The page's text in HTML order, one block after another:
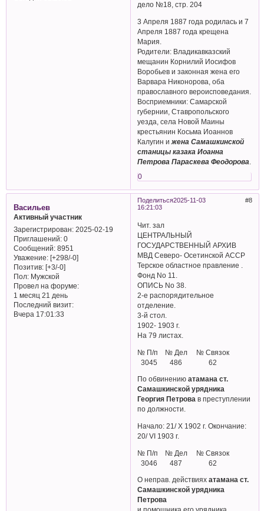
дело №18, стр. 204
3 Апреля 1887 года родилась и 7
Апреля 1887 года крещена
Мария.
Родители: Владикавказский
мещанин Корнилий Иосифов
Воробьев и законная жена его
Варвара Никонорова, оба
православного вероисповедания.
Восприемники: Самарской
губернии, Ставропольского
уезда, села Новой Маины
крестьянин Косьма Иоаннов
Калугин и жена Самашкинской
станицы казака Иоанна
Петрова Параскева Феодорова
0
Поделиться 8
2025-11-03
16:21:03
Васильев
Активный участник
Зарегистрирован: 2025-02-19
Приглашений:0
Сообщений:8951
Уважение: [+298/-0]
Позитив: [+3/-0]
Пол:Мужской
Провел на форуме:
1 месяц 21 день
Последний визит:
Вчера 17:01:33
Чит. зал
ЦЕНТРАЛЬНЫЙ
ГОСУДАРСТВЕННЫЙ АРХИВ
МВД Северо- Осетинской АССР
Терское областное правление .
Фонд No 11.
ОПИСЬ No 38.
2-е распорядительное
отделение.
3-й стол.
1902- 1903 г.
На 79 листах.
№ П/п № Дел № Связок
3045 486 62
По обвинениюатамана ст.
Самашкинской урядника
Георгия Петровав преступлении
по должности.
Начало: 21/ X 1902 г. Окончание:
20/ VI 1903 г.
№ П/п № Дел № Связок
3046 487 62
О неправ. действияхатамана ст.
Самашкинской урядника
Петрова